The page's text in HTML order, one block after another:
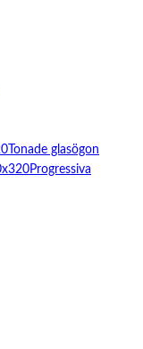
Tonade glasögon
Progressiva